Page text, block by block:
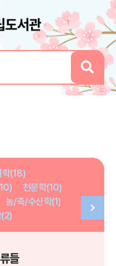
학(18)
천문학(10)
농/축/수산학(1)
들